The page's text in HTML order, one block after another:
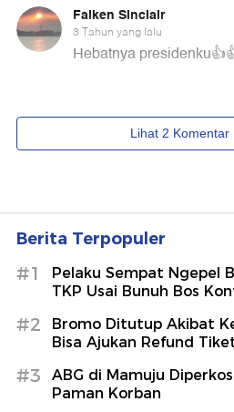
Berita Terpopuler
#1
Pelaku Sempat Ngepel
TKP Usai Bunuh Bos
#2
Bromo Ditutup Akibat
Bisa Ajukan Refund
#3
ABG di Mamuju
Paman Korban